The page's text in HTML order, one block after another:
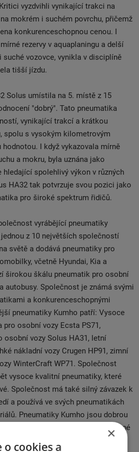
vyzdvihli vynikající trakci na
mokrém i suchém povrchu, přičemž
konkurenceschopnou cenou. I
rezervy v aquaplaningu a delší
suché vozovce, vynikla v disciplíně
tišší jízdu.
Solus umístila na 5. místě z 15
"dobrý". Tato pneumatika
vynikající trakcí a krátkou
spolu s vysokým kilometrovým
I když vykazovala mírně
a mokru, byla uznána jako
spolehlivý výkon v různých
HA32 tak potvrzuje svou pozici jako
pro široké spektrum řidičů.
vyrábějící pneumatiky
z 10 největších společností
světě a dodává pneumatiky pro
včetně Hyundai, Kia a
širokou škálu pneumatik pro osobní
autobusy. Společnost je známá svými
a konkurenceschopnými
pneumatiky Kumho patří: Vysoce
osobní vozy Ecsta PS71,
osobní vozy Solus HA31, letní
nákladní vozy Crugen HP91, zimní
WinterCraft WP71. Společnost
vysoce kvalitní pneumatiky, které
Společnost má také silný závazek k
a používá ve svých pneumatikách
Pneumatiky Kumho jsou dobrou
vysoce kvalitní, cenově dostupné
širokou škálu pneumatik pro
×
o cookies a